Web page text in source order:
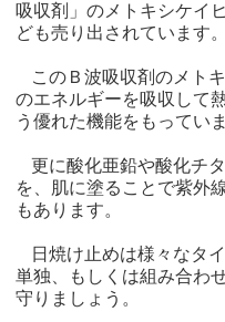
吸収剤」のメトキシケイ
ども売り出されています。
このＢ波吸収剤のメト
のエネルギーを吸収して
う優れた機能をもっていま
更に酸化亜鉛や酸化チ
を、肌に塗ることで紫外
もあります。
日焼け止めは様々なタ
単独、もしくは組み合わ
守りましょう。